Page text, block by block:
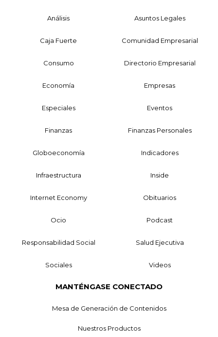
Análisis Asuntos Legales
Caja Fuerte Comunidad Empresarial
Consumo Directorio Empresarial
Economía Empresas
Especiales Eventos
Finanzas Finanzas Personales
Globoeconomía Indicadores
Infraestructura Inside
Internet Economy Obituarios
Ocio Podcast
Responsabilidad Social Salud Ejecutiva
Sociales Videos
MANTÉNGASE CONECTADO
Mesa de Generación de Contenidos
Nuestros Productos